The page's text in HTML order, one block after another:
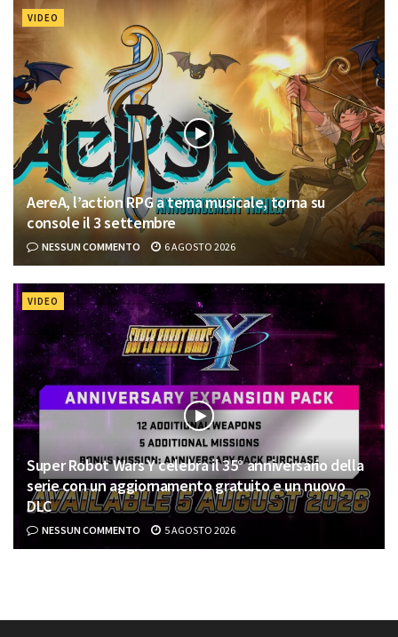
VIDEO
AereA, l’action RPG a tema musicale, torna su
console il 3 settembre
NESSUN COMMENTO 6 AGOSTO 2026
VIDEO
Super Robot Wars Y celebra il 35° anniversario della
serie con un aggiornamento gratuito e un nuovo
DLC
NESSUN COMMENTO 5 AGOSTO 2026